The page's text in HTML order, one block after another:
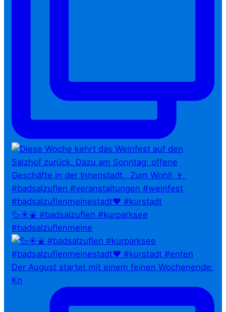
🦆☀️⛲ #badsalzuflen #kurparksee
#badsalzuflenmeine
Der August startet mit einem feinen Wochenende:
Kn